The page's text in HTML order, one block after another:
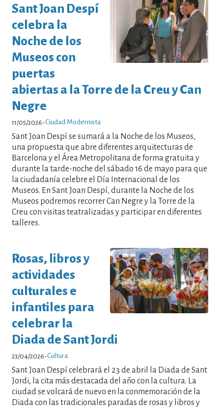
Sant Joan Despí
celebra la
Noche de los
Museos con
puertas
abiertas a la Torre de la Creu y Can
Negre
11/05/2026-Ciudad Modernista
Sant Joan Despí se sumará a la Noche de los Museos,
una propuesta que abre diferentes arquitecturas de
Barcelona y el Área Metropolitana de forma gratuita y
durante la tarde-noche del sábado 16 de mayo para que
la ciudadanía celebre el Día Internacional de los
Museos. En Sant Joan Despí, durante la Noche de los
Museos podremos recorrer Can Negre y la Torre de la
Creu con visitas teatralizadas y participar en diferentes
talleres.
Rosas, libros y
actividades
culturales e
infantiles para
celebrar la
Diada de Sant Jordi
23/04/2026-Cultura
Sant Joan Despí celebrará el 23 de abril la Diada de Sant
Jordi, la cita más destacada del año con la cultura. La
ciudad se volcará de nuevo en la conmemoración de la
Diada con las tradicionales paradas de rosas y libros y